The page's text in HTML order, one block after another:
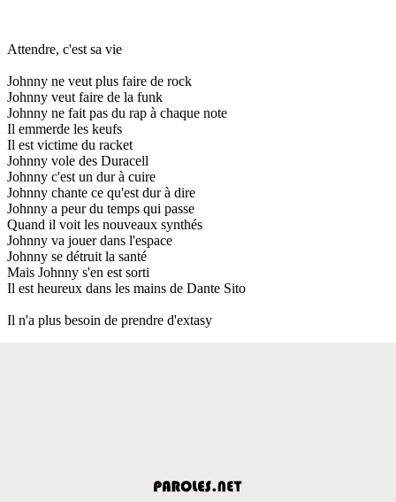
Attendre, c'est sa vie
Johnny ne veut plus faire de rock
Johnny veut faire de la funk
Johnny ne fait pas du rap à chaque note
Il emmerde les keufs
Il est victime du racket
Johnny vole des Duracell
Johnny c'est un dur à cuire
Johnny chante ce qu'est dur à dire
Johnny a peur du temps qui passe
Quand il voit les nouveaux synthés
Johnny va jouer dans l'espace
Johnny se détruit la santé
Mais Johnny s'en est sorti
Il est heureux dans les mains de Dante Sito
Il n'a plus besoin de prendre d'extasy